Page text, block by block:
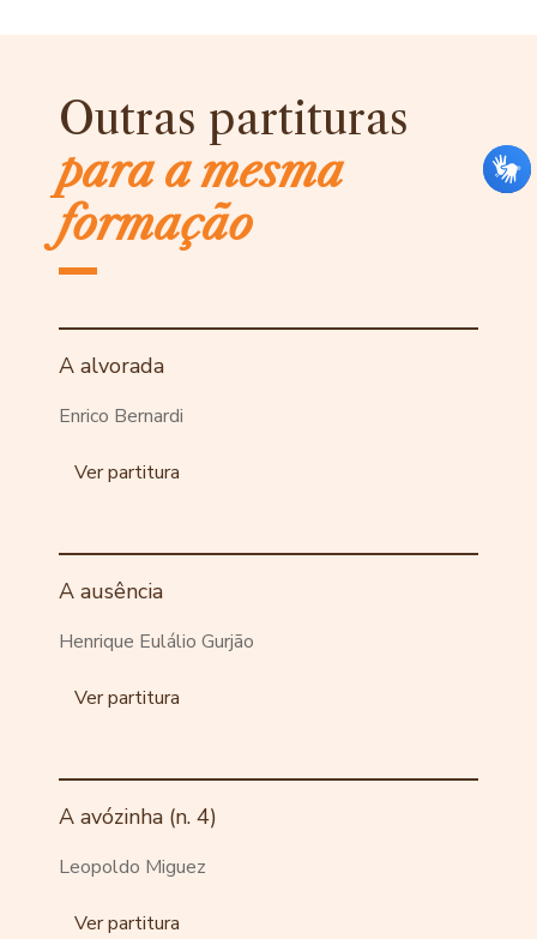
Outras partituras
para a mesma
formação
A alvorada
Enrico Bernardi
Ver partitura
A ausência
Henrique Eulálio Gurjão
Ver partitura
A avózinha (n. 4)
Leopoldo Miguez
Ver partitura